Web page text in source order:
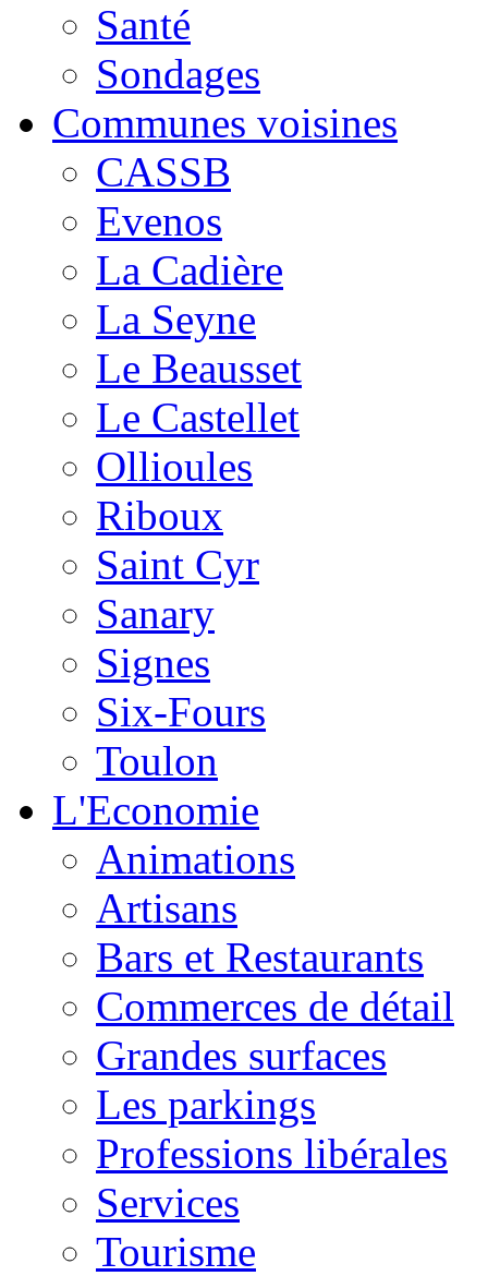
Santé
Sondages
Communes voisines
CASSB
Evenos
La Cadière
La Seyne
Le Beausset
Le Castellet
Ollioules
Riboux
Saint Cyr
Sanary
Signes
Six-Fours
Toulon
L'Economie
Animations
Artisans
Bars et Restaurants
Commerces de détail
Grandes surfaces
Les parkings
Professions libérales
Services
Tourisme